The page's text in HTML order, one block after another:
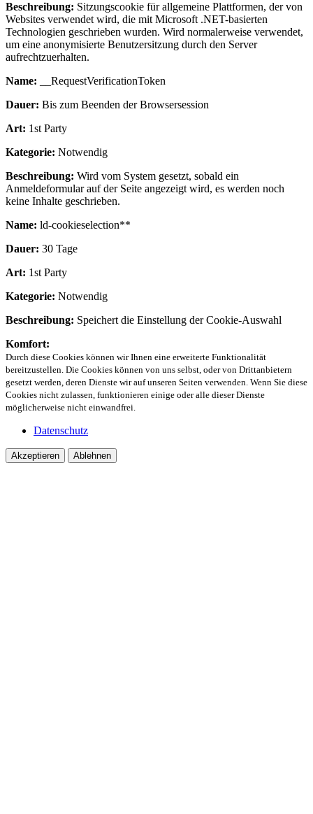
Beschreibung: Sitzungscookie für allgemeine Plattformen, der von
Websites verwendet wird, die mit Microsoft .NET-basierten
Technologien geschrieben wurden. Wird normalerweise verwendet,
um eine anonymisierte Benutzersitzung durch den Server
aufrechtzuerhalten.
Name: __RequestVerificationToken
Dauer: Bis zum Beenden der Browsersession
Art: 1st Party
Kategorie: Notwendig
Beschreibung: Wird vom System gesetzt, sobald ein
Anmeldeformular auf der Seite angezeigt wird, es werden noch
keine Inhalte geschrieben.
Name: ld-cookieselection**
Dauer: 30 Tage
Art: 1st Party
Kategorie: Notwendig
Beschreibung: Speichert die Einstellung der Cookie-Auswahl
Komfort:
Durch diese Cookies können wir Ihnen eine erweiterte Funktionalität
bereitzustellen. Die Cookies können von uns selbst, oder von Drittanbietern
gesetzt werden, deren Dienste wir auf unseren Seiten verwenden. Wenn Sie diese
Cookies nicht zulassen, funktionieren einige oder alle dieser Dienste
möglicherweise nicht einwandfrei.
Datenschutz
Akzeptieren Ablehnen